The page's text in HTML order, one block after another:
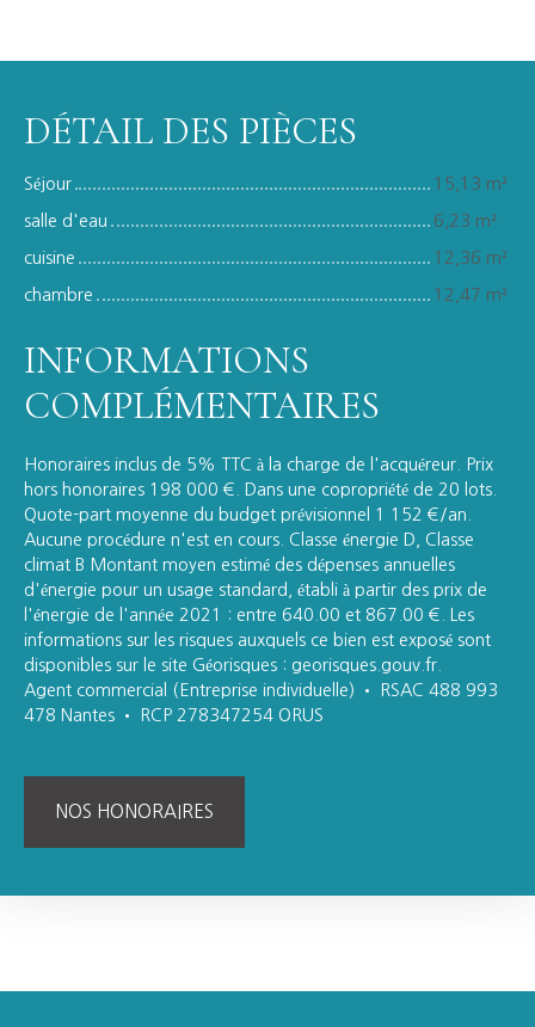
DÉTAIL DES PIÈCES
Séjour 15,13 m²
salle d'eau 6,23 m²
cuisine 12,36 m²
chambre 12,47 m²
INFORMATIONS
COMPLÉMENTAIRES
Honoraires inclus de 5% TTC à la charge de l'acquéreur. Prix
hors honoraires 198 000 €. Dans une copropriété de 20 lots.
Quote-part moyenne du budget prévisionnel 1 152 €/an.
Aucune procédure n'est en cours. Classe énergie D, Classe
climat B Montant moyen estimé des dépenses annuelles
d'énergie pour un usage standard, établi à partir des prix de
l'énergie de l'année 2021 : entre 640.00 et 867.00 €. Les
informations sur les risques auxquels ce bien est exposé sont
disponibles sur le site Géorisques : georisques.gouv.fr.
Agent commercial (Entreprise individuelle) • RSAC 488 993
478 Nantes • RCP 278347254 ORUS
NOS HONORAIRES